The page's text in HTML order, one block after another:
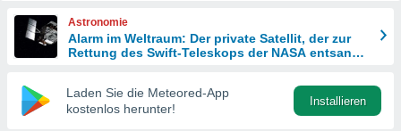
Astronomie
Alarm im Weltraum: Der private Satellit, der zur
Rettung des Swift-Teleskops der NASA entsandt
Laden Sie die Meteored-App
kostenlos herunter!
Installieren